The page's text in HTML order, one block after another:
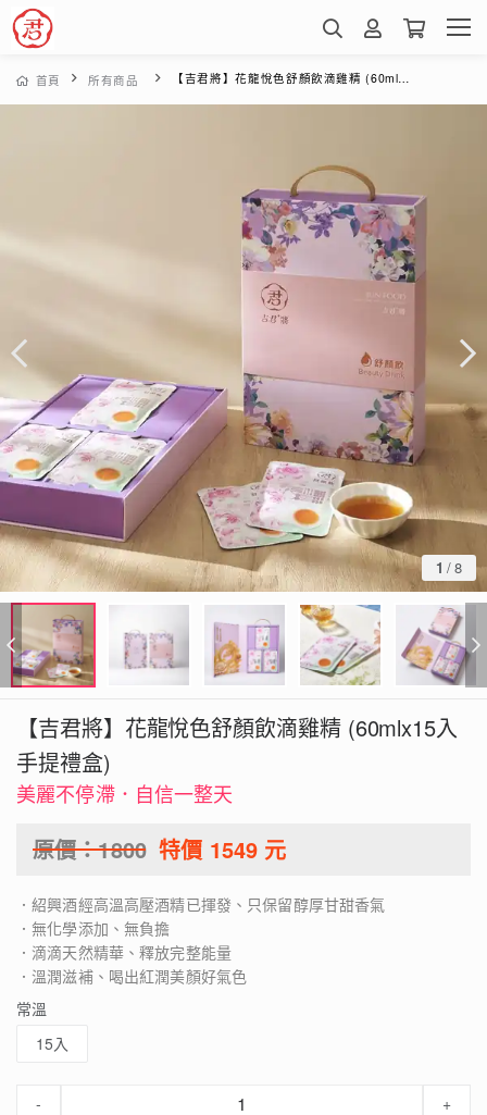
首頁 所有商品 【吉君將】花龍悅色舒顏飲滴雞精 (60mlx15入手提禮盒)
1 /8
【吉君將】花龍悅色舒顏飲滴雞精 (60mlx15入
手提禮盒)
美麗不停滯．自信一整天
原價：1800 特價 1549 元
．紹興酒經高溫高壓酒精已揮發、只保留醇厚甘甜香氣
．無化學添加、無負擔
．滴滴天然精華、釋放完整能量
．溫潤滋補、喝出紅潤美顏好氣色
常溫
15入
- +